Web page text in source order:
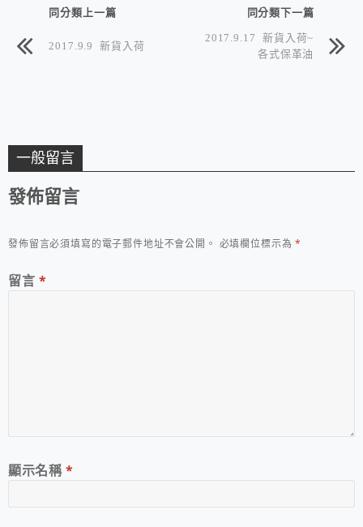
同分類上一篇
2017.9.9 新貨入荷
同分類下一篇
2017.9.17 新貨入荷~
各式保革油
一般留言
發佈留言
發佈留言必須填寫的電子郵件地址不會公開。 必填欄位標示為*
留言 *
顯示名稱*